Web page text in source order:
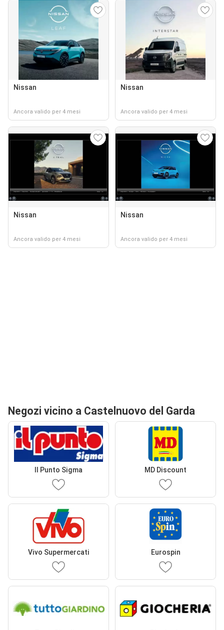
Nissan
Ancora valido per 4 mesi
Nissan
Ancora valido per 4 mesi
Nissan
Ancora valido per 4 mesi
Nissan
Ancora valido per 4 mesi
Negozi vicino a Castelnuovo del Garda
Il Punto Sigma MD Discount
Vivo Supermercati Eurospin